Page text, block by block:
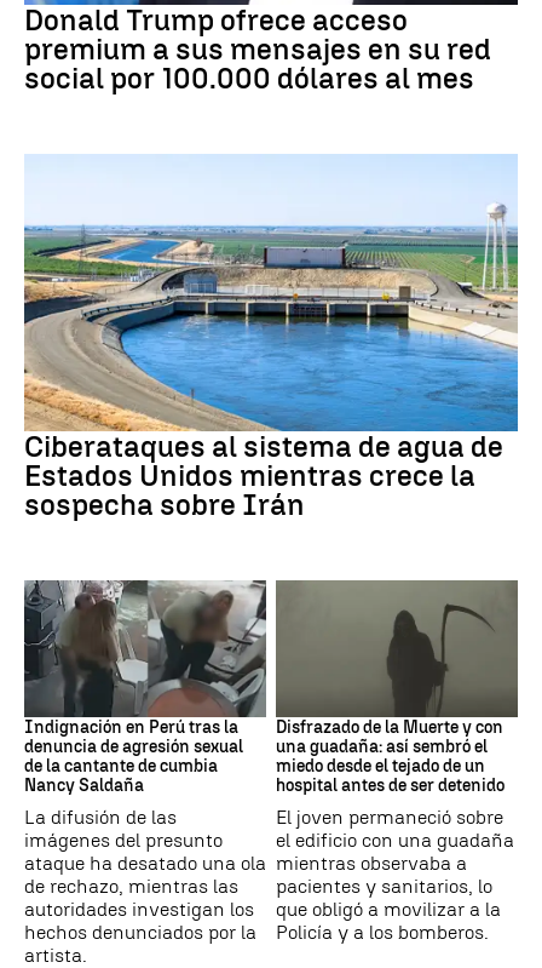
Donald Trump ofrece acceso
premium a sus mensajes en su red
social por 100.000 dólares al mes
Guerra Irán
Ciberataques al sistema de agua de
Estados Unidos mientras crece la
sospecha sobre Irán
Indignación en Perú tras la
denuncia de agresión sexual
de la cantante de cumbia
Nancy Saldaña
La difusión de las
imágenes del presunto
ataque ha desatado una ola
de rechazo, mientras las
autoridades investigan los
hechos denunciados por la
artista.
Disfrazado de la Muerte y con
una guadaña: así sembró el
miedo desde el tejado de un
hospital antes de ser detenido
El joven permaneció sobre
el edificio con una guadaña
mientras observaba a
pacientes y sanitarios, lo
que obligó a movilizar a la
Policía y a los bomberos.